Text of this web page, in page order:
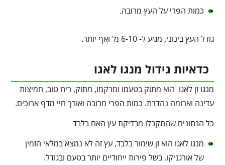
כמות הפרי על העץ מרובה.
גודל העץ בינוני, מגיע ל- 6-10 מ' ואף יותר.
כדאיות גידול מנגו לאגו
מנגו זן לאגו הוא מתוק בטעמו ומרקמו, מתוק, ריח טוב, חמיצות
עדינה וארומה נהדרת. כמות הפרי מרובה ואורך חיי מדף ארוכים.
כל הנתונים שהתקבלו מבדיקת עץ האם בלבד
מנגו לאגו הוא זן שימור בלבד, עץ זה לא נמצא במלאי הזמין
של אורגניקו, בשל פירות ייחודיים יותר בטעם ובגודל.